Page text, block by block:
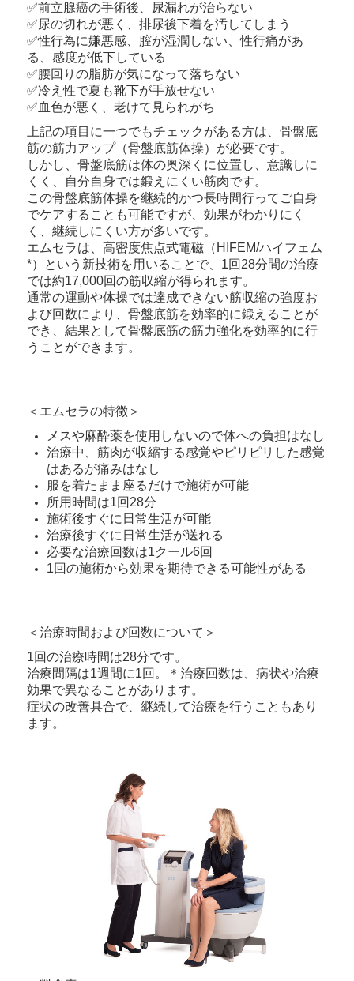
✅前立腺癌の手術後、尿漏れが治らない
✅尿の切れが悪く、排尿後下着を汚してしまう
✅性行為に嫌悪感、膣が湿潤しない、性行痛があ
る、感度が低下している
✅腰回りの脂肪が気になって落ちない
✅冷え性で夏も靴下が手放せない
✅血色が悪く、老けて見られがち
上記の項目に一つでもチェックがある方は、骨盤底
筋の筋力アップ（骨盤底筋体操）が必要です。
しかし、骨盤底筋は体の奥深くに位置し、意識しに
くく、自分自身では鍛えにくい筋肉です。
この骨盤底筋体操を継続的かつ長時間行ってご自身
でケアすることも可能ですが、効果がわかりにく
く、継続しにくい方が多いです。
エムセラは、高密度焦点式電磁（HIFEM/ハイフェム
*）という新技術を用いることで、1回28分間の治療
では約17,000回の筋収縮が得られます。
通常の運動や体操では達成できない筋収縮の強度お
よび回数により、骨盤底筋を効率的に鍛えることが
でき、結果として骨盤底筋の筋力強化を効率的に行
うことができます。
＜エムセラの特徴＞
メスや麻酔薬を使用しないので体への負担はなし
治療中、筋肉が収縮する感覚やピリピリした感覚
はあるが痛みはなし
服を着たまま座るだけで施術が可能
所用時間は1回28分
施術後すぐに日常生活が可能
治療後すぐに日常生活が送れる
必要な治療回数は1クール6回
1回の施術から効果を期待できる可能性がある
＜治療時間および回数について＞
1回の治療時間は28分です。
治療間隔は1週間に1回。＊治療回数は、病状や治療
効果で異なることがあります。
症状の改善具合で、継続して治療を行うこともあり
ます。